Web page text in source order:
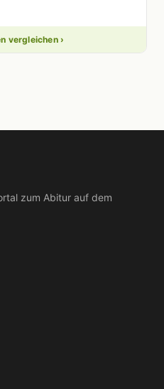
vergleichen ›
zum Abitur auf dem